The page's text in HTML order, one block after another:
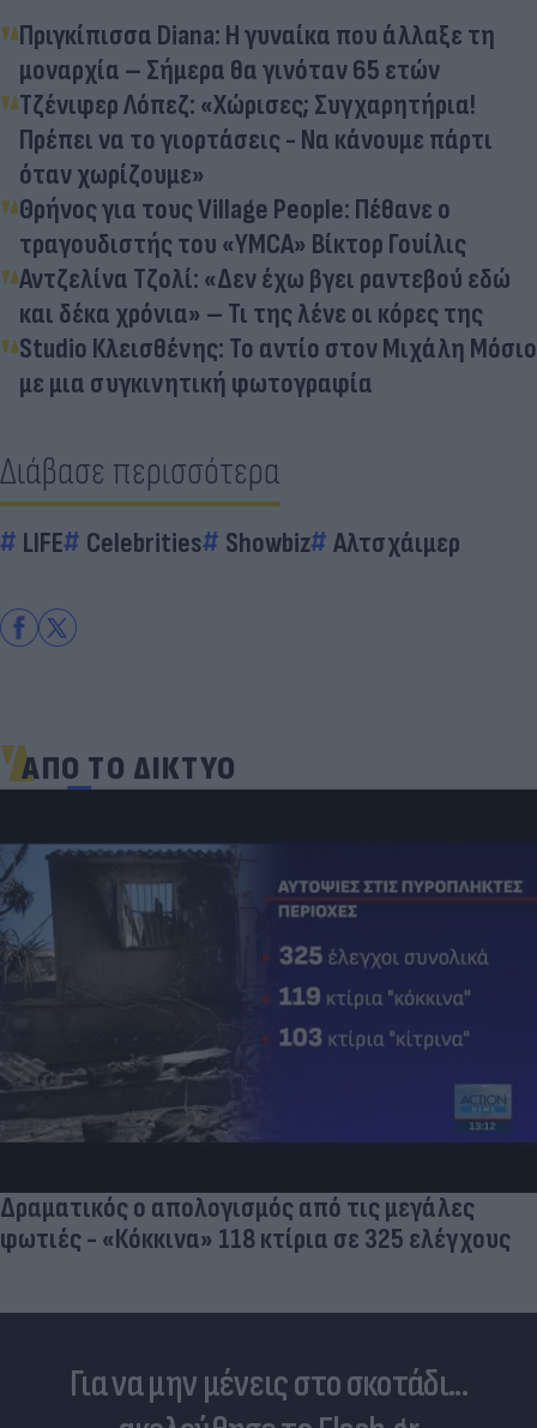
Πριγκίπισσα Diana: Η γυναίκα που άλλαξε τη
μοναρχία – Σήμερα θα γινόταν 65 ετών
Τζένιφερ Λόπεζ: «Χώρισες; Συγχαρητήρια!
Πρέπει να το γιορτάσεις - Να κάνουμε πάρτι
όταν χωρίζουμε»
Θρήνος για τους Village People: Πέθανε ο
τραγουδιστής του «YMCA» Βίκτορ Γουίλις
Αντζελίνα Τζολί: «Δεν έχω βγει ραντεβού εδώ
και δέκα χρόνια» – Τι της λένε οι κόρες της
Studio Κλεισθένης: Το αντίο στον Μιχάλη Μόσιο
με μια συγκινητική φωτογραφία
Διάβασε περισσότερα
LIFE Celebrities Showbiz Αλτσχάιμερ
ΑΠΟ ΤΟ ΔΙΚΤΥΟ
Και οι μαϊμούδες έχουν κατοικίδια!
επιστήμονες ρίχνουν φως στις
διαφορετικών ειδών
Για να μην μένεις στο σκοτάδι...